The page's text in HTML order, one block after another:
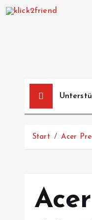
Start Acer